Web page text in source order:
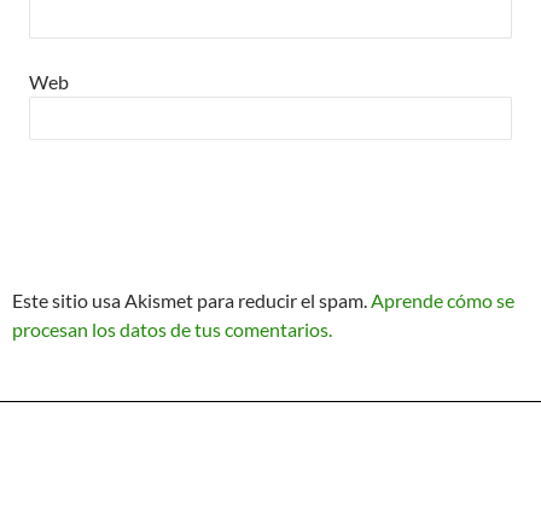
Web
Este sitio usa Akismet para reducir el spam.Aprende cómo se
procesan los datos de tus comentarios.